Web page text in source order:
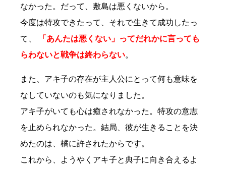
なかった。だって、敷島は悪くないから。
今度は特攻できたって、それで生きて成功したっ
て、
「あんたは悪くない」ってだれかに言っても
らわないと戦争は終わらない。
また、アキ子の存在が主人公にとって何も意味を
なしていないのも気になりました。
アキ子がいても心は癒されなかった。特攻の意志
を止められなかった。結局、彼が生きることを決
めたのは、橘に許されたからです。
これから、ようやくアキ子と典子に向き合えるよ